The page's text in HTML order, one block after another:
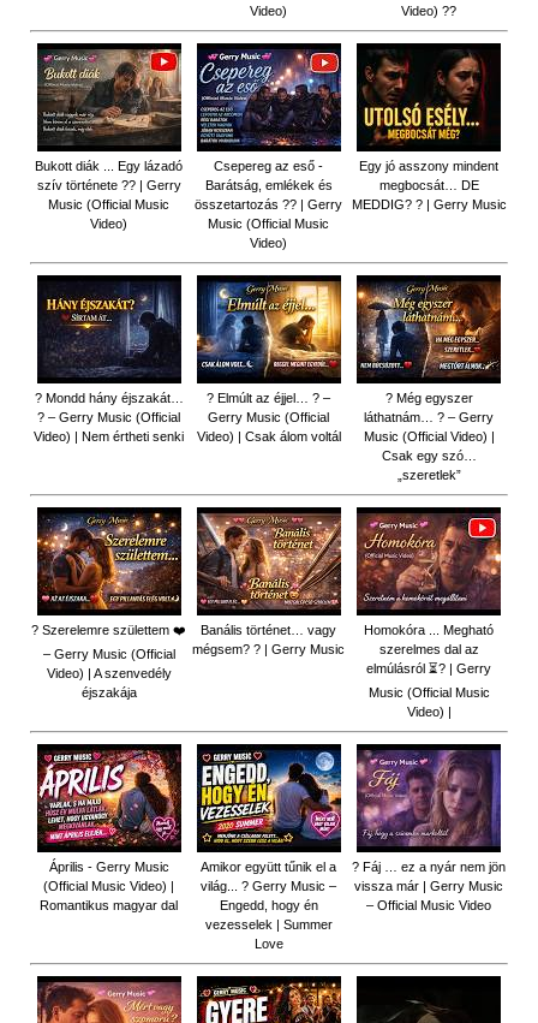
Video)
Video) ??
Bukott diák ... Egy lázadó
szív története ?? | Gerry
Music (Official Music
Video)
Csepereg az eső -
Barátság, emlékek és
összetartozás ?️? | Gerry
Music (Official Music
Video)
Egy jó asszony mindent
megbocsát… DE
MEDDIG? ? | Gerry Music
? Mondd hány éjszakát…
? – Gerry Music (Official
Video) | Nem értheti senki
? Elmúlt az éjjel… ? –
Gerry Music (Official
Video) | Csak álom voltál
? Még egyszer
láthatnám… ? – Gerry
Music (Official Video) |
Csak egy szó…
„szeretlek”
? Szerelemre születtem ❤️
– Gerry Music (Official
Video) | A szenvedély
éjszakája
Banális történet… vagy
mégsem? ? | Gerry Music
Homokóra ... Megható
szerelmes dal az
elmúlásról ⏳? | Gerry
Music (Official Music
Video) |
Április - Gerry Music
(Official Music Video) |
Romantikus magyar dal
Amikor együtt tűnik el a
világ... ? Gerry Music –
Engedd, hogy én
vezesselek | Summer
Love
? Fáj … ez a nyár nem jön
vissza már | Gerry Music
– Official Music Video